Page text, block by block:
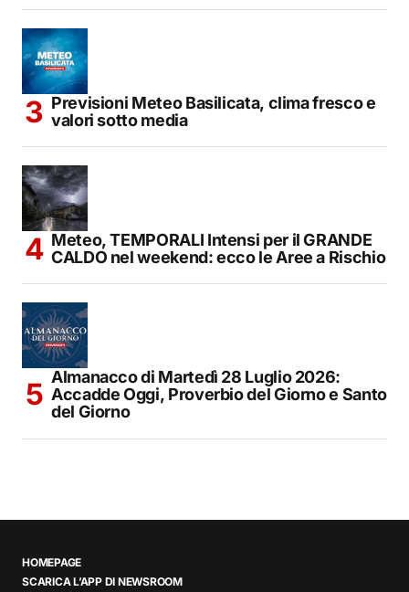
Previsioni Meteo Basilicata, clima fresco e
valori sotto media
Meteo, TEMPORALI Intensi per il GRANDE
CALDO nel weekend: ecco le Aree a Rischio
Almanacco di Martedì 28 Luglio 2026:
Accadde Oggi, Proverbio del Giorno e Santo
del Giorno
HOMEPAGE
SCARICA L’APP DI NEWSROOM